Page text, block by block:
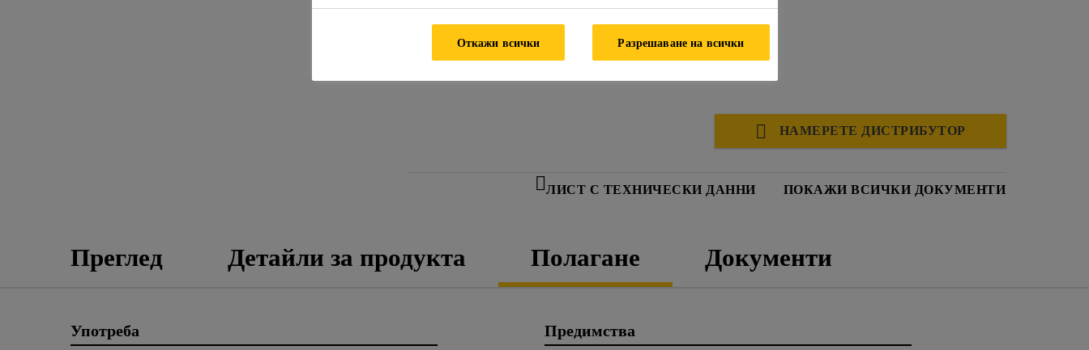
НАМЕРЕТЕ ДИСТРИБУТОР
ЛИСТ С ТЕХНИЧЕСКИ ДАННИ ПОКАЖИ ВСИЧКИ ДОКУМЕНТИ
Преглед Детайли за продукта Полагане Документи
Употреба Предимства
Откажи всички Разрешаване на всички